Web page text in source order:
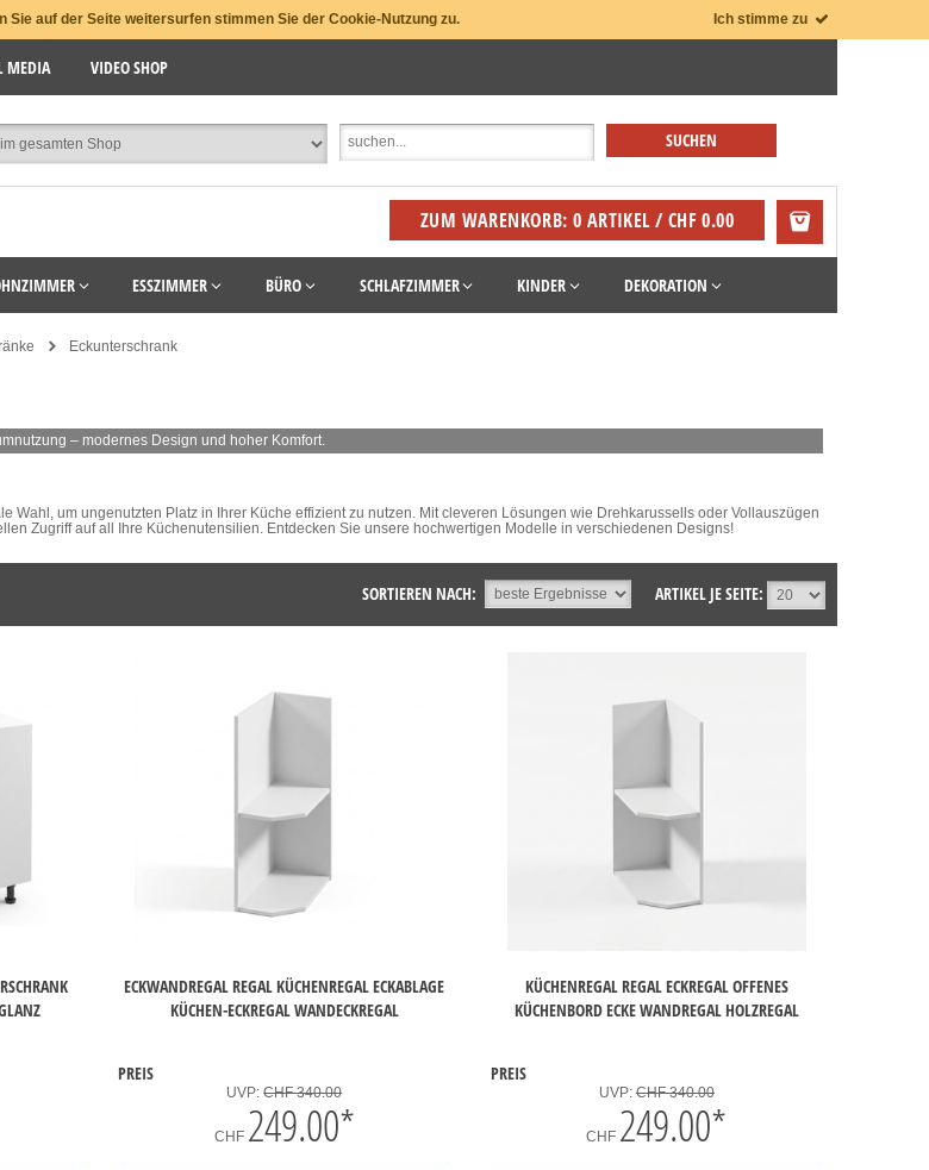
auf der Seite weitersurfen stimmen Sie der Cookie-Nutzung zu. Ich stimme zu
MEDIA VIDEO SHOP
ZUM WARENKORB: 0 ARTIKEL / CHF 0.00
ESSZIMMER BÜRO SCHLAFZIMMER KINDER DEKORATION
Eckunterschrank
– modernes Design und hoher Komfort.
Wahl, um ungenutzten Platz in Ihrer Küche effizient zu nutzen. Mit cleveren Lösungen wie Drehkarussells oder Vollauszügen
Zugriff auf all Ihre Küchenutensilien. Entdecken Sie unsere hochwertigen Modelle in verschiedenen Designs!
ARTIKEL JE SEITE:
SORTIEREN NACH:
ECKWANDREGAL REGAL KÜCHENREGAL ECKABLAGE
KÜCHEN-ECKREGAL WANDECKREGAL
PREIS
UVP:CHF 340.00
CHF 249.00*
KÜCHENREGAL REGAL ECKREGAL OFFENES
KÜCHENBORD ECKE WANDREGAL HOLZREGAL
PREIS
UVP: CHF 340.00
CHF 249.00*